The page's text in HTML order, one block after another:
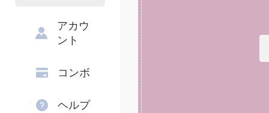
アカウ
ント
コンボ
ヘルプ